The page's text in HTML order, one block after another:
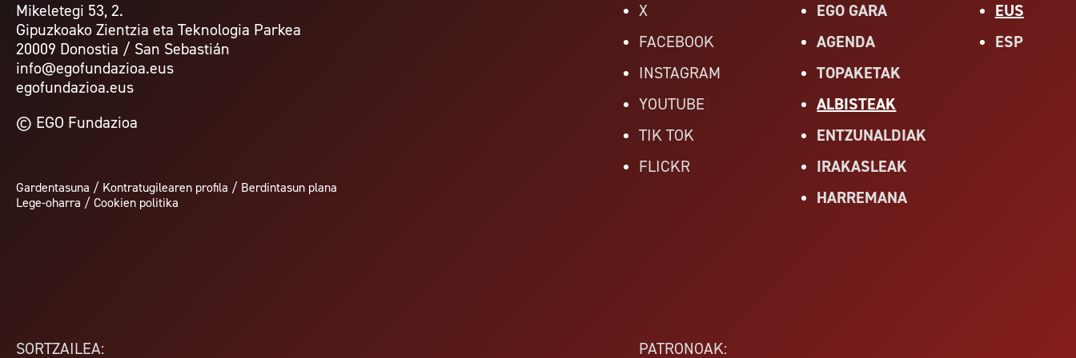
Mikeletegi 53, 2.
Gipuzkoako Zientzia eta Teknologia Parkea
20009 Donostia / San Sebastián
info@egofundazioa.eus
egofundazioa.eus
© EGO Fundazioa
Gardentasuna / Kontratugilearen profila / Berdintasun plana
Lege-oharra / Cookien politika
X
FACEBOOK
INSTAGRAM
YOUTUBE
TIK TOK
FLICKR
EGO GARA
AGENDA
TOPAKETAK
ALBISTEAK
ENTZUNALDIAK
IRAKASLEAK
HARREMANA
EUS
ESP
SORTZAILEA: PATRONOAK: